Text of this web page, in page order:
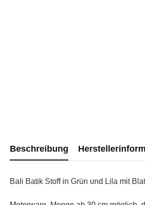
Beschreibung
Bali Batik Stoff in Grün und Lila mit